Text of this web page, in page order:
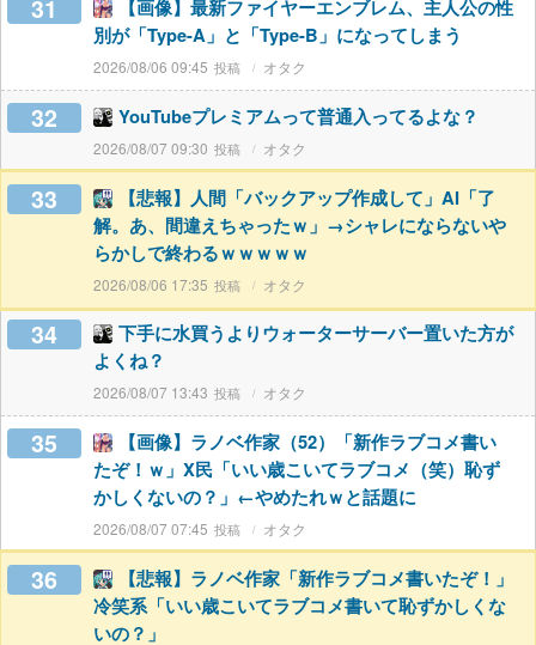
31
【画像】最新ファイヤーエンブレム、主人公の性
別が「Type-A」と「Type-B」になってしまう
2026/08/06 09:45 オタク
32 YouTubeプレミアムって普通入ってるよな？
2026/08/07 09:30 オタク
33
【悲報】人間「バックアップ作成して」AI「了
解。あ、間違えちゃったｗ」→シャレにならないや
らかしで終わるｗｗｗｗｗ
2026/08/06 17:35 オタク
34
下手に水買うよりウォーターサーバー置いた方が
よくね？
2026/08/07 13:43 オタク
35
【画像】ラノベ作家（52）「新作ラブコメ書い
たぞ！ｗ」X民「いい歳こいてラブコメ（笑）恥ず
かしくないの？」←やめたれｗと話題に
2026/08/07 07:45 オタク
36
【悲報】ラノベ作家「新作ラブコメ書いたぞ！」
冷笑系「いい歳こいてラブコメ書いて恥ずかしくな
いの？」